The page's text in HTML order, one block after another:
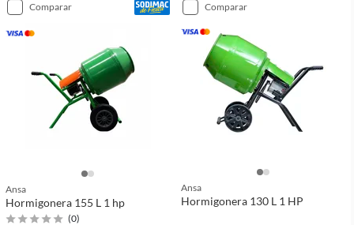
comparar
Ansa
Hormigonera 155 L 1 hp
(0)
comparar
Ansa
Hormigonera 130 L 1 HP